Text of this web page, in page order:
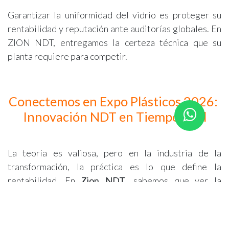
Garantizar la uniformidad del vidrio es proteger su
rentabilidad y reputación ante auditorías globales. En
ZION NDT, entregamos la certeza técnica que su
planta requiere para competir.
Conectemos en Expo Plásticos 2026:
Innovación NDT en Tiempo Real
La teoría es valiosa, pero en la industria de la
transformación, la práctica es lo que define la
rentabilidad. En Zion NDT , sabemos que ver la